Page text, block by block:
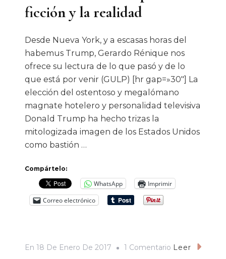
ficción y la realidad
Desde Nueva York, y a escasas horas del
habemus Trump, Gerardo Rénique nos
ofrece su lectura de lo que pasó y de lo
que está por venir (GULP) [hr gap=»30″] La
elección del ostentoso y megalómano
magnate hotelero y personalidad televisiva
Donald Trump ha hecho trizas la
mitologizada imagen de los Estados Unidos
como bastión …
Compártelo:
WhatsApp
Imprimir
Correo electrónico
En 18 De Enero De 2017 1 Comentario En
Leer